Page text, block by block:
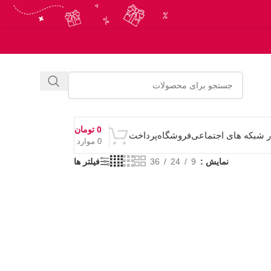
شبکه های اجتماعیفروشگاهپرداخت
0 موارد
0 تومان
نمایش 9
24
36 فیلتر ها